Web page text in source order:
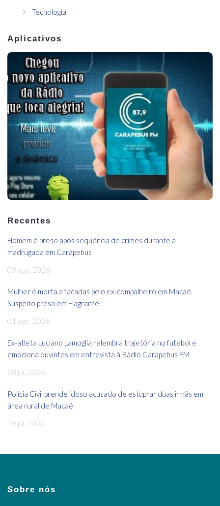
Tecnologia
Aplicativos
Recentes
Homem é preso após sequência de crimes durante a
madrugada em Carapebus
09 ago, 2026
Mulher é morta a facadas pelo ex-compalheiro,em Macaé.
Suspeito preso em Flagrante
01 ago, 2026
Ex-atleta Luciano Lamoglia relembra trajetória no futebol e
emociona ouvintes em entrevista à Rádio Carapebus FM
28 jul, 2026
Polícia Civil prende idoso acusado de estuprar duas irmãs em
área rural de Macaé
19 jul, 2026
Sobre nós